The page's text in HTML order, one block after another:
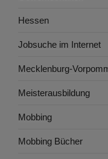
Hessen
Jobsuche im Internet
Mecklenburg-
Meisterausbildung
Mobbing
Mobbing Bücher